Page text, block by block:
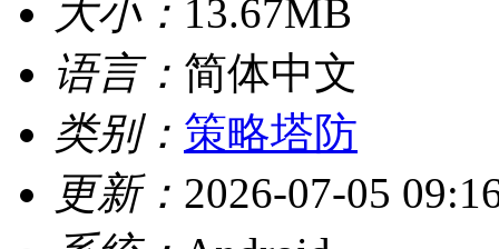
大小： 13.67MB
语言： 简体中文
类别： 策略塔防
更新： 2026-07-05